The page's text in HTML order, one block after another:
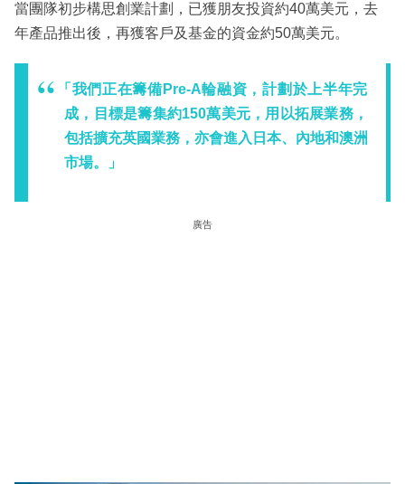
當團隊初步構思創業計劃，已獲朋友投資約40萬美元，去
年產品推出後，再獲客戶及基金的資金約50萬美元。
「我們正在籌備Pre-A輪融資，計劃於上半年完
成，目標是籌集約150萬美元，用以拓展業務，
包括擴充英國業務，亦會進入日本、內地和澳洲
市場。」
廣告